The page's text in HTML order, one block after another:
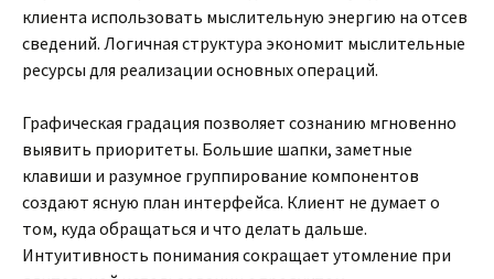
клиента использовать мыслительную энергию на отсев
сведений. Логичная структура экономит мыслительные
ресурсы для реализации основных операций.
Графическая градация позволяет сознанию мгновенно
выявить приоритеты. Большие шапки, заметные
клавиши и разумное группирование компонентов
создают ясную план интерфейса. Клиент не думает о
том, куда обращаться и что делать дальше.
Интуитивность понимания сокращает утомление при